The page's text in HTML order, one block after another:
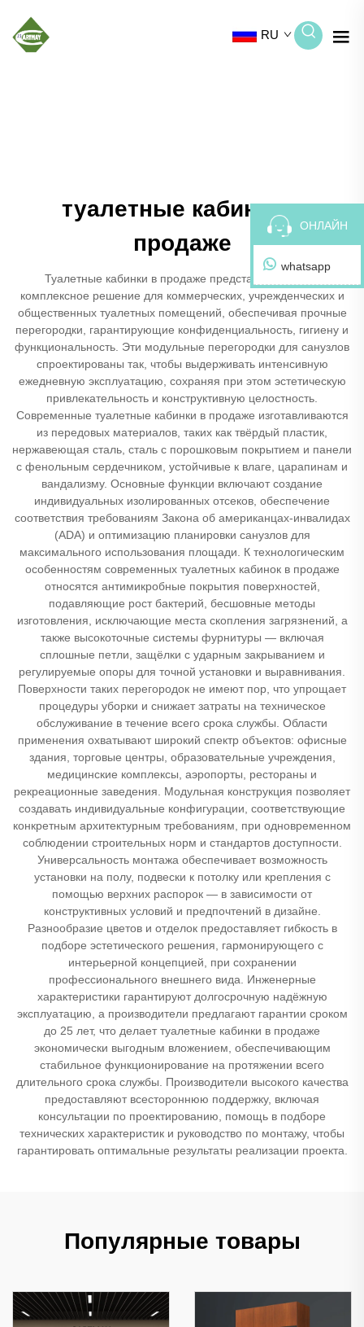
RU
туалетные кабинки в
продаже
Туалетные кабинки в продаже представляют собой
комплексное решение для коммерческих, учрежденческих и
общественных туалетных помещений, обеспечивая прочные
перегородки, гарантирующие конфиденциальность, гигиену и
функциональность. Эти модульные перегородки для санузлов
спроектированы так, чтобы выдерживать интенсивную
ежедневную эксплуатацию, сохраняя при этом эстетическую
привлекательность и конструктивную целостность.
Современные туалетные кабинки в продаже изготавливаются
из передовых материалов, таких как твёрдый пластик,
нержавеющая сталь, сталь с порошковым покрытием и панели
с фенольным сердечником, устойчивые к влаге, царапинам и
вандализму. Основные функции включают создание
индивидуальных изолированных отсеков, обеспечение
соответствия требованиям Закона об американцах-инвалидах
(ADA) и оптимизацию планировки санузлов для
максимального использования площади. К технологическим
особенностям современных туалетных кабинок в продаже
относятся антимикробные покрытия поверхностей,
подавляющие рост бактерий, бесшовные методы
изготовления, исключающие места скопления загрязнений, а
также высокоточные системы фурнитуры — включая
сплошные петли, защёлки с ударным закрыванием и
регулируемые опоры для точной установки и выравнивания.
Поверхности таких перегородок не имеют пор, что упрощает
процедуры уборки и снижает затраты на техническое
обслуживание в течение всего срока службы. Области
применения охватывают широкий спектр объектов: офисные
здания, торговые центры, образовательные учреждения,
медицинские комплексы, аэропорты, рестораны и
рекреационные заведения. Модульная конструкция позволяет
создавать индивидуальные конфигурации, соответствующие
конкретным архитектурным требованиям, при одновременном
соблюдении строительных норм и стандартов доступности.
Универсальность монтажа обеспечивает возможность
установки на полу, подвески к потолку или крепления с
помощью верхних распорок — в зависимости от
конструктивных условий и предпочтений в дизайне.
Разнообразие цветов и отделок предоставляет гибкость в
подборе эстетического решения, гармонирующего с
интерьерной концепцией, при сохранении
профессионального внешнего вида. Инженерные
характеристики гарантируют долгосрочную надёжную
эксплуатацию, а производители предлагают гарантии сроком
до 25 лет, что делает туалетные кабинки в продаже
экономически выгодным вложением, обеспечивающим
стабильное функционирование на протяжении всего
длительного срока службы. Производители высокого качества
предоставляют всестороннюю поддержку, включая
консультации по проектированию, помощь в подборе
технических характеристик и руководство по монтажу, чтобы
гарантировать оптимальные результаты реализации проекта.
Популярные товары
ОНЛАЙН
whatsapp